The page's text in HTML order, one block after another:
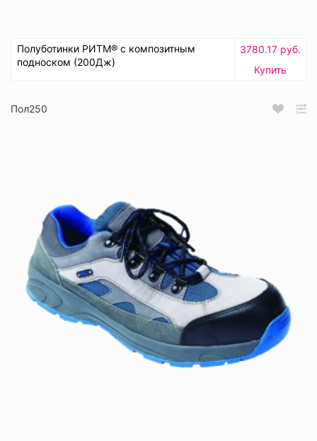
Полуботинки РИТМ® с композитным
подноском (200Дж)
3780.17 руб.
Купить
Пол250